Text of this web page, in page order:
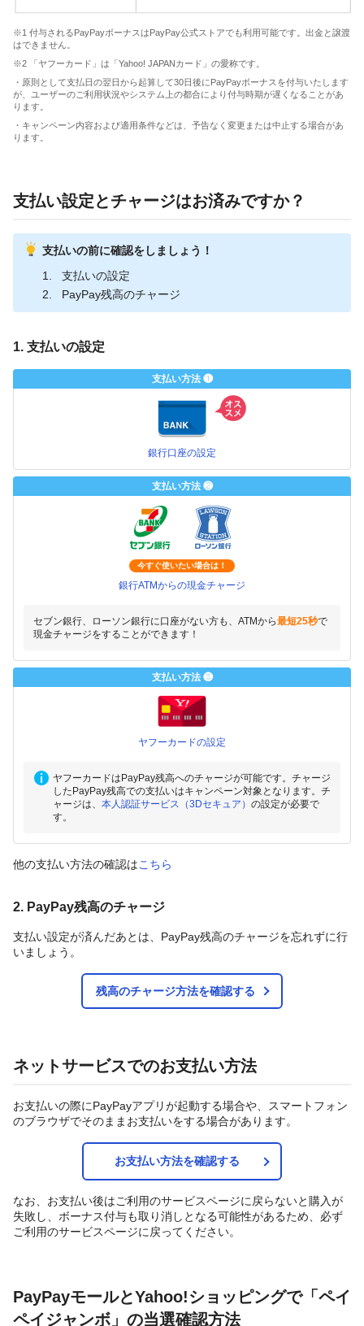
※1 付与されるPayPayボーナスはPayPay公式ストアでも利用可能です。出金と譲渡
はできません。
※2 「ヤフーカード」は「Yahoo! JAPANカード」の愛称です。
・原則として支払日の翌日から起算して30日後にPayPayボーナスを付与いたします
が、ユーザーのご利用状況やシステム上の都合により付与時期が遅くなることがあ
ります。
・キャンペーン内容および適用条件などは、予告なく変更または中止する場合があ
ります。
支払い設定とチャージはお済みですか？
支払いの前に確認をしましょう！
支払いの設定
PayPay残高のチャージ
1. 支払いの設定
支払い方法 ❶
銀行口座の設定
支払い方法 ❷
今すぐ使いたい場合は！
銀行ATMからの現金チャージ
セブン銀行、ローソン銀行に口座がない方も、ATMから最短25秒で
現金チャージをすることができます！
支払い方法 ❸
ヤフーカードの設定
ヤフーカードはPayPay残高へのチャージが可能です。チャージ
したPayPay残高での支払いはキャンペーン対象となります。チ
ャージは、 本人認証サービス（3Dセキュア） の設定が必要で
す。
他の支払い方法の確認はこちら
2. PayPay残高のチャージ
支払い設定が済んだあとは、PayPay残高のチャージを忘れずに行
いましょう。
残高のチャージ方法を確認する
ネットサービスでのお支払い方法
お支払いの際にPayPayアプリが起動する場合や、スマートフォン
のブラウザでそのままお支払いをする場合があります。
お支払い方法を確認する
なお、お支払い後はご利用のサービスページに戻らないと購入が
失敗し、ボーナス付与も取り消しとなる可能性があるため、必ず
ご利用のサービスページに戻ってください。
PayPayモールとYahoo!ショッピングで「ペイ
ペイジャンボ」の当選確認方法